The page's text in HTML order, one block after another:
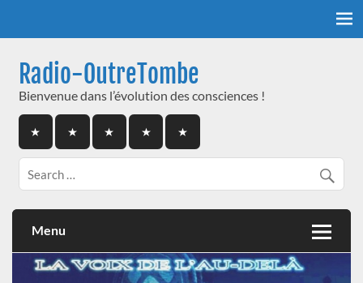
Radio-OutreTombe
Bienvenue dans l’évolution des consciences !
Menu